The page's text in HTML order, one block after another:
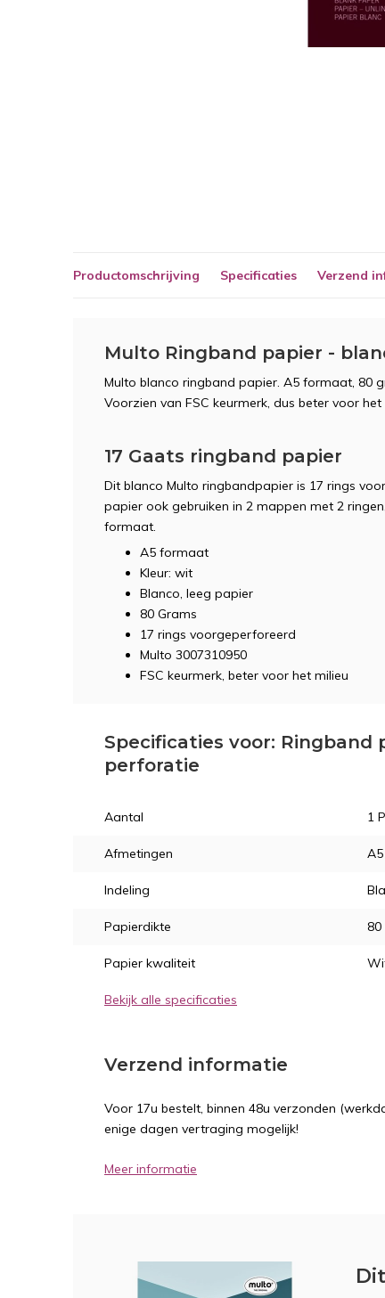
Productomschrijving Specificaties Verzend
Multo Ringband papier -
Multo blanco ringband papier. A5 formaat, 80
Voorzien van FSC keurmerk, dus beter voor het
17 Gaats ringband papier
Dit blanco Multo ringbandpapier is 17 rings
papier ook gebruiken in 2 mappen met 2
formaat.
A5 formaat
Kleur: wit
Blanco, leeg papier
80 Grams
17 rings voorgeperforeerd
Multo 3007310950
FSC keurmerk, beter voor het milieu
Specificaties voor: Ringband
perforatie
Aantal 1
Afmetingen
Indeling
Papierdikte 80
Papier kwaliteit
Bekijk alle specificaties
Verzend informatie
Voor 17u bestelt, binnen 48u verzonden
enige dagen vertraging mogelijk!
Meer informatie